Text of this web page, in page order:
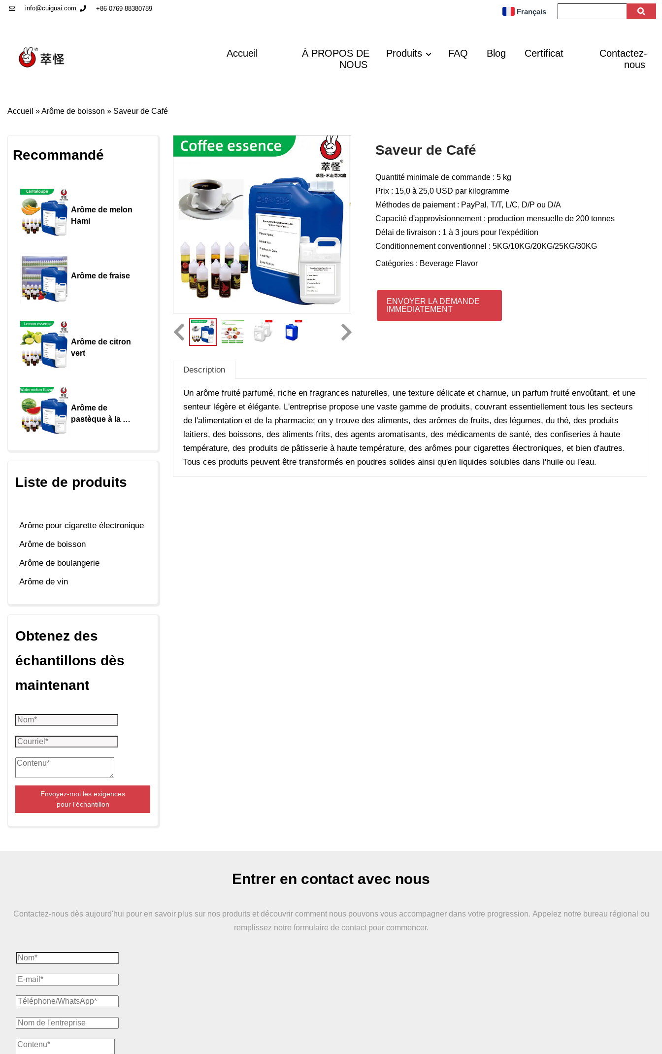
info@cuiguai.com +86 0769 88380789 Français
Accueil
À PROPOS DE
NOUS
Produits FAQ Blog Certificat
Contactez-
nous
Accueil »Arôme de boisson » Saveur de Café
Recommandé
Arôme de melon
Hami
Arôme de fraise
Arôme de citron
vert
Arôme de
pastèque à la
Liste de produits
Arôme pour cigarette électronique
Arôme de boisson
Arôme de boulangerie
Arôme de vin
Obtenez des
échantillons dès
maintenant
Envoyez-moi les exigences
pour l'échantillon
Saveur de Café
Quantité minimale de commande : 5 kg
Prix : 15,0 à 25,0 USD par kilogramme
Méthodes de paiement : PayPal, T/T, L/C, D/P ou D/A
Capacité d'approvisionnement : production mensuelle de 200 tonnes
Délai de livraison : 1 à 3 jours pour l'expédition
Conditionnement conventionnel : 5KG/10KG/20KG/25KG/30KG
Catégories : Beverage Flavor
ENVOYER LA DEMANDE
IMMÉDIATEMENT
Description
Un arôme fruité parfumé, riche en fragrances naturelles, une texture délicate et charnue, un parfum fruité envoûtant, et une
senteur légère et élégante. L'entreprise propose une vaste gamme de produits, couvrant essentiellement tous les secteurs
de l'alimentation et de la pharmacie; on y trouve des aliments, des arômes de fruits, des légumes, du thé, des produits
laitiers, des boissons, des aliments frits, des agents aromatisants, des médicaments de santé, des confiseries à haute
température, des produits de pâtisserie à haute température, des arômes pour cigarettes électroniques, et bien d'autres.
Tous ces produits peuvent être transformés en poudres solides ainsi qu'en liquides solubles dans l'huile ou l'eau.
Entrer en contact avec nous
Contactez-nous dès aujourd'hui pour en savoir plus sur nos produits et découvrir comment nous pouvons vous accompagner dans votre progression. Appelez notre bureau régional ou
remplissez notre formulaire de contact pour commencer.